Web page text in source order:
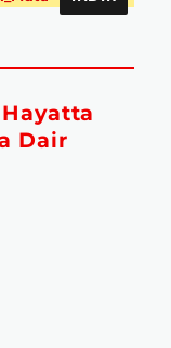
Hayatta
Dair